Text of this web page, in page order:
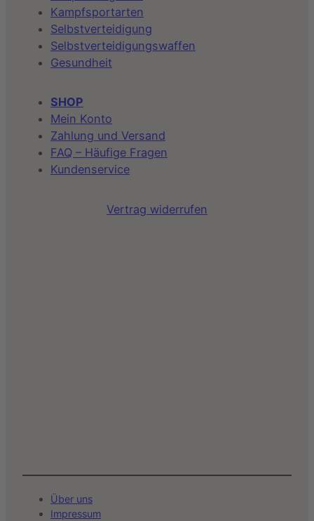
Kampfsportarten
Selbstverteidigung
Selbstverteidigungswaffen
Gesundheit
SHOP
Mein Konto
Zahlung und Versand
FAQ – Häufige Fragen
Kundenservice
Vertrag widerrufen
Über uns
Impressum